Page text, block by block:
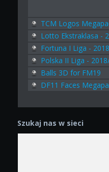
TCM Logos
Lotto Ekstraklasa -
Fortuna I Liga -
Polska II Liga -
Balls 3D for FM19
DF11 Faces
Szukaj nas w sieci